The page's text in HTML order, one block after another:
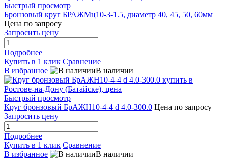
Быстрый просмотр
Бронзовый круг БРАЖМц10-3-1.5, диаметр 40, 45, 50, 60мм
Цена по запросу
Запросить цену
Подробнее
Купить в 1 клик Сравнение
В избранное
В наличии
Быстрый просмотр
Круг бронзовый БрАЖН10-4-4 d 4.0-300.0 Цена по запросу
Запросить цену
Подробнее
Купить в 1 клик Сравнение
В избранное
В наличии